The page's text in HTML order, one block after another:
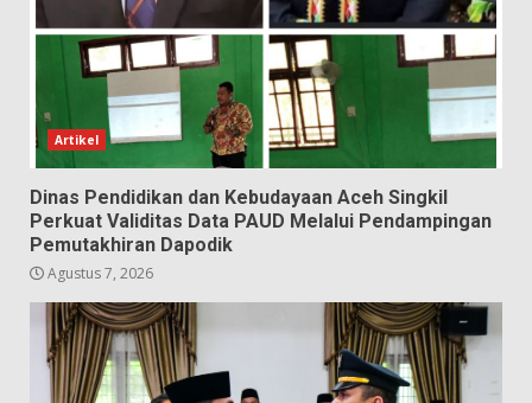
Artikel
Dinas Pendidikan dan Kebudayaan Aceh Singkil
Perkuat Validitas Data PAUD Melalui Pendampingan
Pemutakhiran Dapodik
Agustus 7, 2026